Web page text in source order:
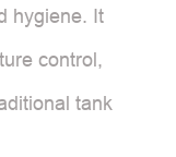
hygiene. It
control,
tank